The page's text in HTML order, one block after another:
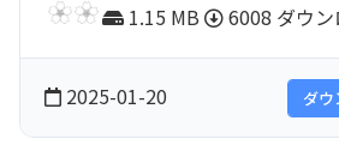
1.15 MB 6008 ダウン
2025-01-20 ダウ